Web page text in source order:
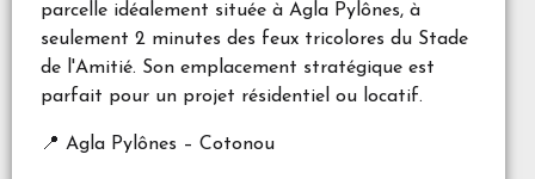
parcelle idéalement située à Agla Pylônes, à
seulement 2 minutes des feux tricolores du Stade
de l'Amitié. Son emplacement stratégique est
parfait pour un projet résidentiel ou locatif.
📍 Agla Pylônes – Cotonou